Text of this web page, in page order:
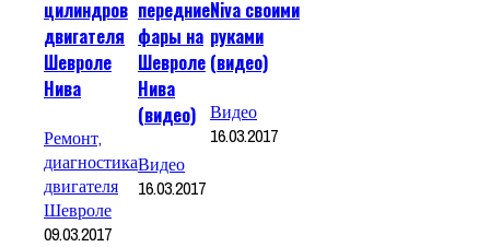
цилиндров
двигателя
Шевроле
Нива
Ремонт,
диагностика
двигателя
Шевроле
09.03.2017
передние
фары на
Шевроле
Нива
(видео)
Видео
16.03.2017
Niva своими
руками
(видео)
Видео
16.03.2017